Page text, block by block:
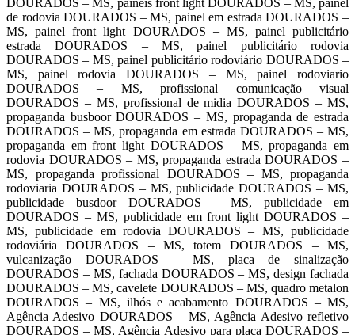
de rodovia DOURADOS – MS, painel em estrada DOURADOS –
MS, painel front light DOURADOS – MS, painel publicitário
estrada DOURADOS – MS, painel publicitário rodovia
DOURADOS – MS, painel publicitário rodoviário DOURADOS –
MS, painel rodovia DOURADOS – MS, painel rodoviario
DOURADOS – MS, profissional comunicação visual
DOURADOS – MS, profissional de midia DOURADOS – MS,
propaganda busboor DOURADOS – MS, propaganda de estrada
DOURADOS – MS, propaganda em estrada DOURADOS – MS,
propaganda em front light DOURADOS – MS, propaganda em
rodovia DOURADOS – MS, propaganda estrada DOURADOS –
MS, propaganda profissional DOURADOS – MS, propaganda
rodoviaria DOURADOS – MS, publicidade DOURADOS – MS,
publicidade busdoor DOURADOS – MS, publicidade em
DOURADOS – MS, publicidade em front light DOURADOS –
MS, publicidade em rodovia DOURADOS – MS, publicidade
rodoviária DOURADOS – MS, totem DOURADOS – MS,
vulcanização DOURADOS – MS, placa de sinalização
DOURADOS – MS, fachada DOURADOS – MS, design fachada
DOURADOS – MS, cavelete DOURADOS – MS, quadro metalon
DOURADOS – MS, ilhós e acabamento DOURADOS – MS,
Agência Adesivo DOURADOS – MS, Agência Adesivo refletivo
DOURADOS – MS, Agência Adesivo para placa DOURADOS –